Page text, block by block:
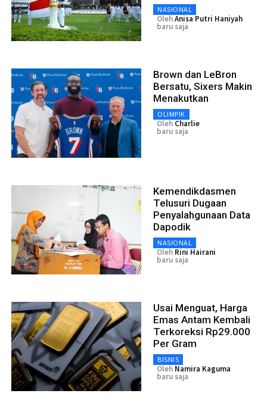
NASIONAL
OlehAnisa Putri Haniyah
baru saja
Brown dan LeBron
Bersatu, Sixers Makin
Menakutkan
OLIMPIK
Oleh Charlie
baru saja
Kemendikdasmen
Telusuri Dugaan
Penyalahgunaan Data
Dapodik
NASIONAL
Oleh Rini Hairani
baru saja
Usai Menguat, Harga
Emas Antam Kembali
Terkoreksi Rp29.000
Per Gram
BISNIS
Oleh Namira Kaguma
baru saja